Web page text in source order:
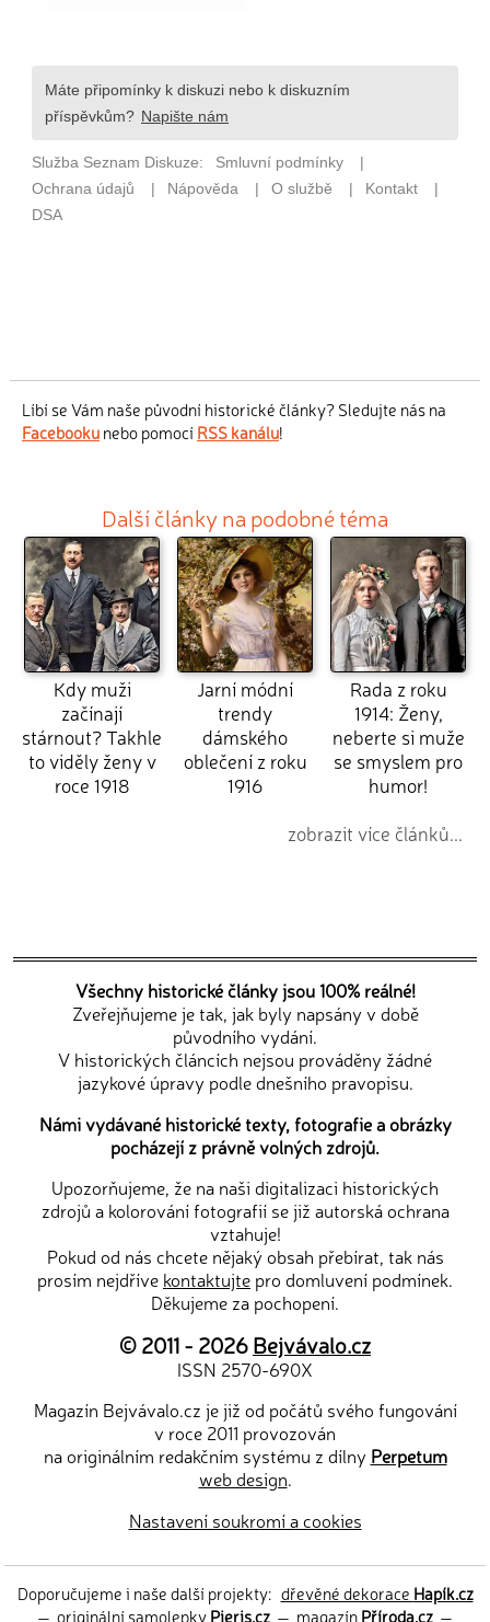
Líbí se Vám naše původní historické články? Sledujte nás na
Facebookunebo pomocí RSS kanálu!
Další články na podobné téma
Kdy muži
začínají
stárnout? Takhle
to viděly ženy v
roce 1918
Jarní módní
trendy
dámského
oblečení z roku
1916
Rada z roku
1914: Ženy,
neberte si muže
se smyslem pro
humor!
zobrazit více článků...
Všechny historické články jsou 100% reálné!
Zveřejňujeme je tak, jak byly napsány v době
původního vydání.
V historických článcích nejsou prováděny žádné
jazykové úpravy podle dnešního pravopisu.
Námi vydávané historické texty, fotografie a obrázky
pocházejí z právně volných zdrojů.
Upozorňujeme, že na naši digitalizaci historických
zdrojů a kolorování fotografií se již autorská ochrana
vztahuje!
Pokud od nás chcete nějaký obsah přebírat, tak nás
prosím nejdříve kontaktujte pro domluvení podmínek.
Děkujeme za pochopení.
© 2011 - 2026Bejvávalo.cz
ISSN 2570-690X
Magazín Bejvávalo.cz je již od počátů svého fungování
v roce 2011 provozován
na originálním redakčním systému z dílny Perpetum
web design.
Nastavení soukromí a cookies
Doporučujeme i naše další projekty: dřevěné dekorace Hapík.cz
— originální samolepkyPieris.cz — magazínPříroda.cz —